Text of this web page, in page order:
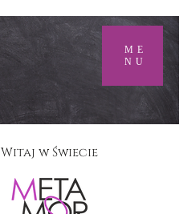
ME
NU
Witaj w Świecie